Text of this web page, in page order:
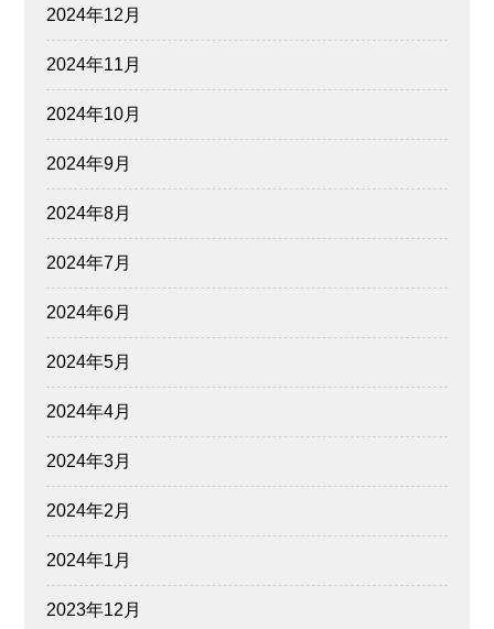
2024年12月
2024年11月
2024年10月
2024年9月
2024年8月
2024年7月
2024年6月
2024年5月
2024年4月
2024年3月
2024年2月
2024年1月
2023年12月